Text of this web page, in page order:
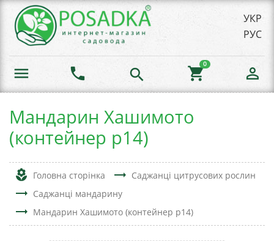
УКР
РУС
menu phone search shopping_cart
0
person_outline
Мандарин Хашимото
(контейнер р14)
local_florist Головна сторінка trending_flat Саджанці цитрусових рослин
trending_flat Саджанці мандарину
trending_flat Мандарин Хашимото (контейнер р14)